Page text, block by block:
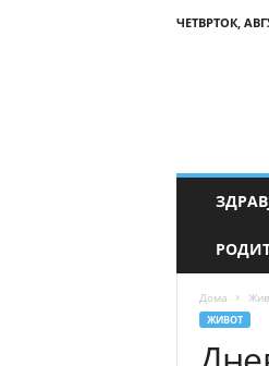
ЧЕТВРТОК,
Дома
ЖИВОТ